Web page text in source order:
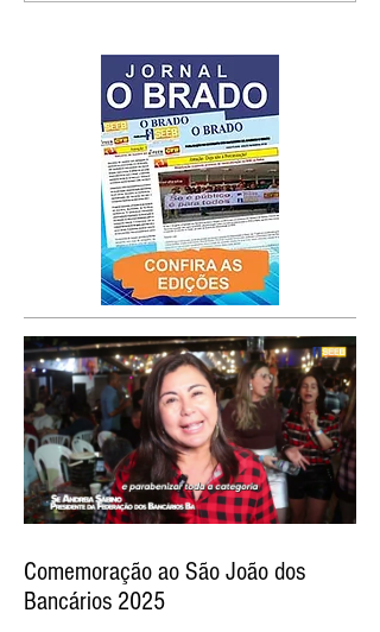
Comemoração ao São João dos
Bancários 2025